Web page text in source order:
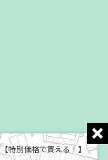
【特別価格で買える！】